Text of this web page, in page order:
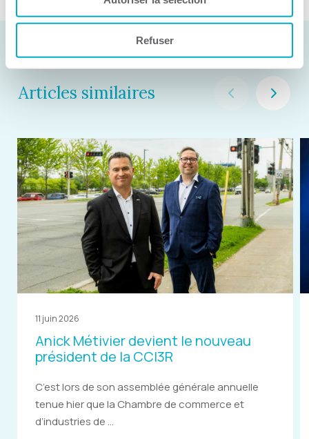
Refuser
Articles similaires
11 juin 2026
Anick Métivier devient le nouveau
président de la CCI3R
C’est lors de son assemblée générale annuelle
tenue hier que la Chambre de commerce et
d’industries de ...